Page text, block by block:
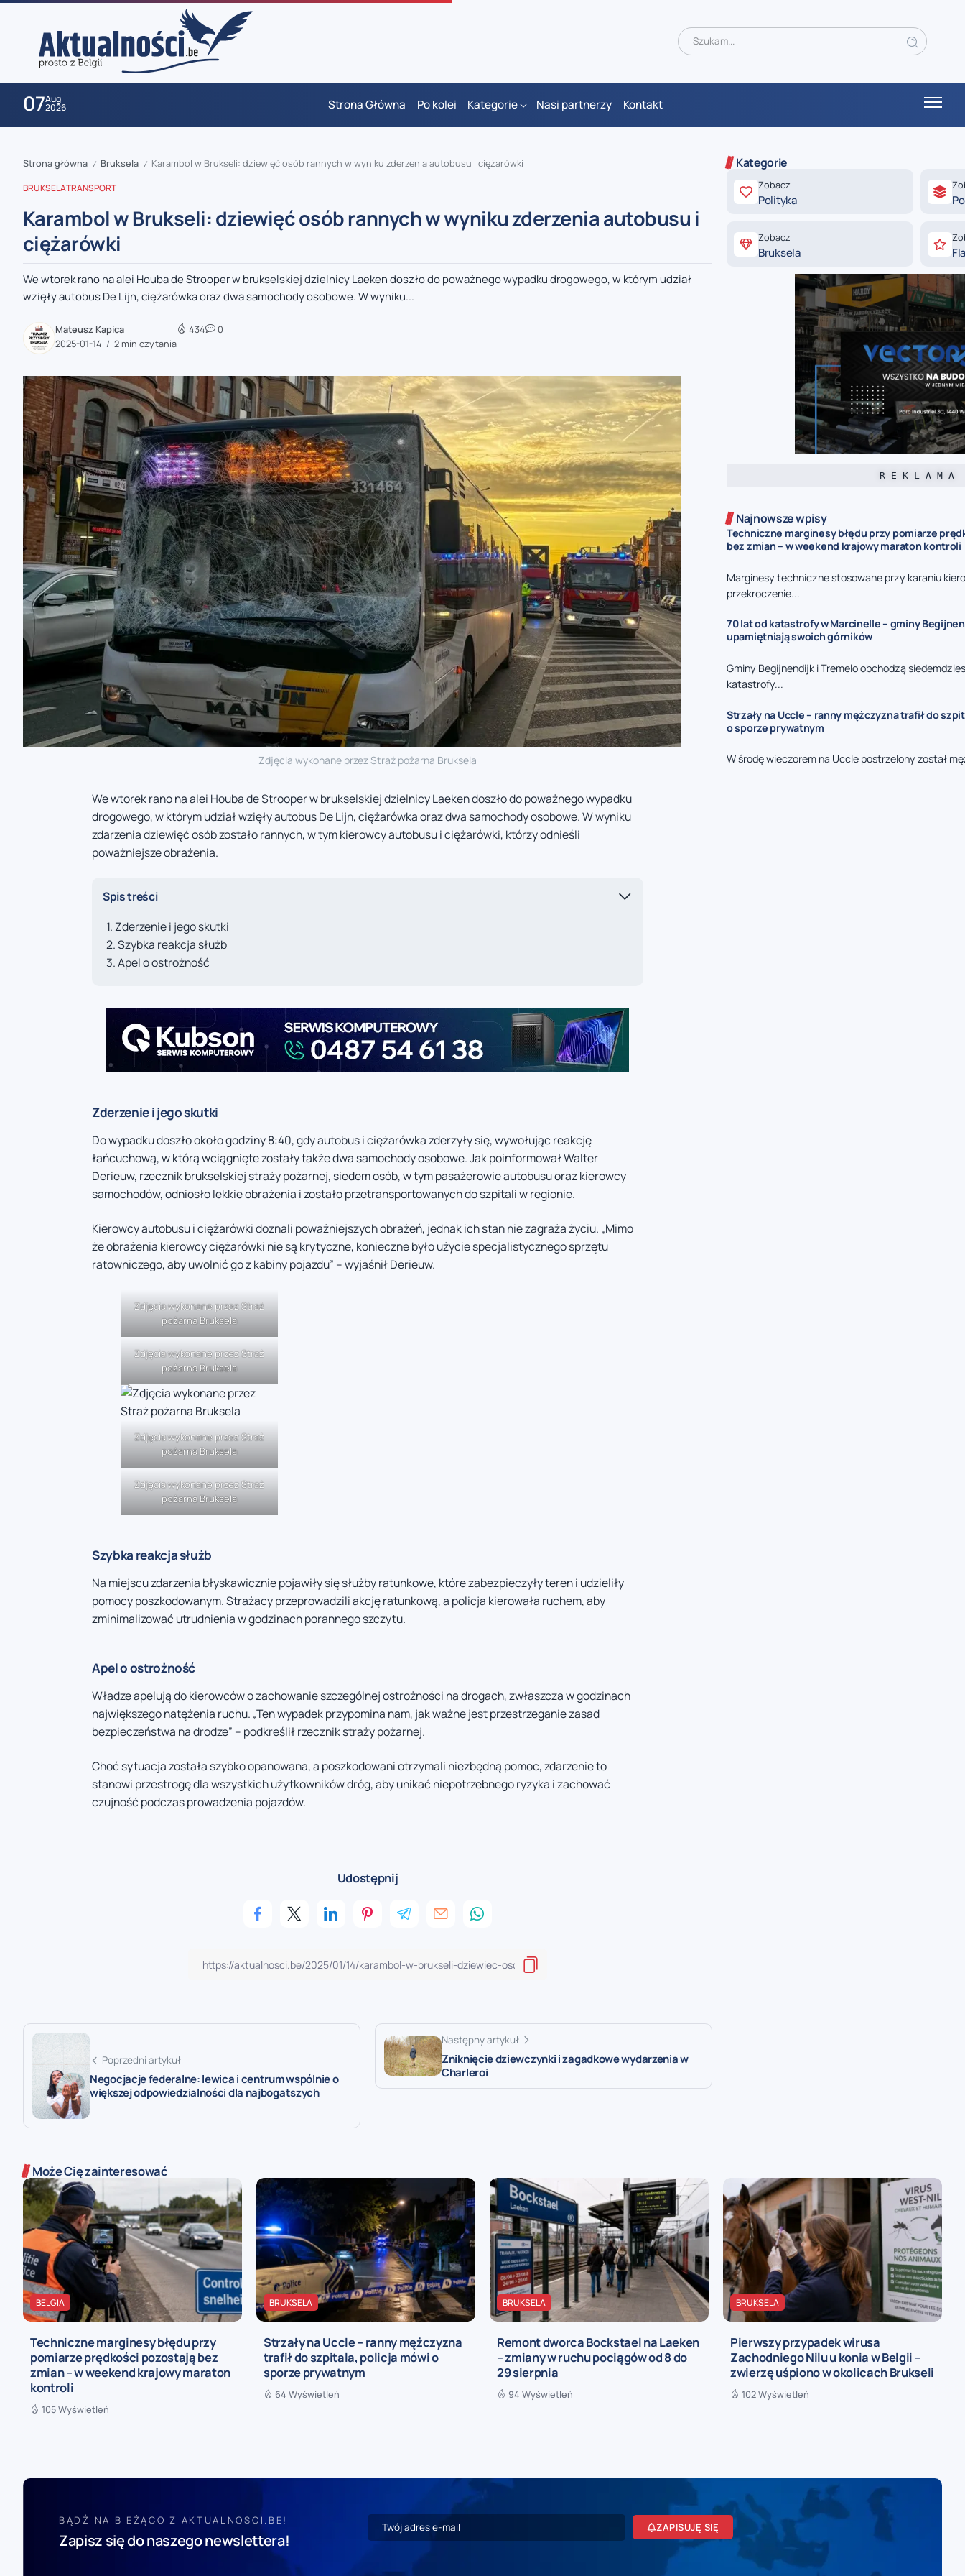
07Aug
2026 Strona Główna Po kolei Kategorie Nasi partnerzy Kontakt
zaobserwuj nas
zaobserwuj nas
zaobserwuj nas
zaobserwuj nas
zaobserwuj nas
Strona główna / Bruksela / Karambol w Brukseli: dziewięć osób rannych w wyniku zderzenia autobusu i ciężarówki
BRUKSELATRANSPORT
Karambol w Brukseli: dziewięć osób rannych w wyniku zderzenia autobusu i
ciężarówki
We wtorek rano na alei Houba de Strooper w brukselskiej dzielnicy Laeken doszło do poważnego wypadku drogowego, w którym udział
wzięły autobus De Lijn, ciężarówka oraz dwa samochody osobowe. W wyniku...
Mateusz Kapica
2025-01-14
2 min czytania
434 0
Zdjęcia wykonane przez Straż pożarna Bruksela
We wtorek rano na alei Houba de Strooper w brukselskiej dzielnicy Laeken doszło do poważnego wypadku
drogowego, w którym udział wzięły autobus De Lijn, ciężarówka oraz dwa samochody osobowe. W wyniku
zdarzenia dziewięć osób zostało rannych, w tym kierowcy autobusu i ciężarówki, którzy odnieśli
poważniejsze obrażenia.
Spis treści
Zderzenie i jego skutki
Szybka reakcja służb
Apel o ostrożność
Zderzenie i jego skutki
Do wypadku doszło około godziny 8:40, gdy autobus i ciężarówka zderzyły się, wywołując reakcję
łańcuchową, w którą wciągnięte zostały także dwa samochody osobowe. Jak poinformował Walter
Derieuw, rzecznik brukselskiej straży pożarnej, siedem osób, w tym pasażerowie autobusu oraz kierowcy
samochodów, odniosło lekkie obrażenia i zostało przetransportowanych do szpitali w regionie.
Kierowcy autobusu i ciężarówki doznali poważniejszych obrażeń, jednak ich stan nie zagraża życiu. „Mimo
że obrażenia kierowcy ciężarówki nie są krytyczne, konieczne było użycie specjalistycznego sprzętu
ratowniczego, aby uwolnić go z kabiny pojazdu” – wyjaśnił Derieuw.
Zdjęcia wykonane przez Straż
pożarna Bruksela
Zdjęcia wykonane przez Straż
pożarna Bruksela
Zdjęcia wykonane przez Straż
pożarna Bruksela
Zdjęcia wykonane przez Straż
pożarna Bruksela
Szybka reakcja służb
Na miejscu zdarzenia błyskawicznie pojawiły się służby ratunkowe, które zabezpieczyły teren i udzieliły
pomocy poszkodowanym. Strażacy przeprowadzili akcję ratunkową, a policja kierowała ruchem, aby
zminimalizować utrudnienia w godzinach porannego szczytu.
Apel o ostrożność
Władze apelują do kierowców o zachowanie szczególnej ostrożności na drogach, zwłaszcza w godzinach
największego natężenia ruchu. „Ten wypadek przypomina nam, jak ważne jest przestrzeganie zasad
bezpieczeństwa na drodze” – podkreślił rzecznik straży pożarnej.
Choć sytuacja została szybko opanowana, a poszkodowani otrzymali niezbędną pomoc, zdarzenie to
stanowi przestrogę dla wszystkich użytkowników dróg, aby unikać niepotrzebnego ryzyka i zachować
czujność podczas prowadzenia pojazdów.
Udostępnij
Poprzedni artykuł
Negocjacje federalne: lewica i centrum wspólnie o
większej odpowiedzialności dla najbogatszych
Następny artykuł
Zniknięcie dziewczynki i zagadkowe wydarzenia w
Charleroi
Kategorie
Zobacz
Polityka
Zobacz
Bruksela
R E K L A M A
Najnowsze wpisy
Techniczne marginesy błędu przy pomiarze
bez zmian – w weekend krajowy maraton kontroli
Marginesy techniczne stosowane przy karaniu
przekroczenie...
70 lat od katastrofy w Marcinelle – gminy
upamiętniają swoich górników
Gminy Begijnendijk i Tremelo obchodzą
katastrofy...
Strzały na Uccle – ranny mężczyzna trafił do
o sporze prywatnym
W środę wieczorem na Uccle postrzelony został
Może Cię zainteresować
BELGIA
Techniczne marginesy błędu przy
pomiarze prędkości pozostają bez
zmian – w weekend krajowy maraton
kontroli
105 Wyświetleń
BRUKSELA
Strzały na Uccle – ranny mężczyzna
trafił do szpitala, policja mówi o
sporze prywatnym
64 Wyświetleń
BRUKSELA
Remont dworca Bockstael na Laeken
– zmiany w ruchu pociągów od 8 do
29 sierpnia
94 Wyświetleń
BRUKSELA
Pierwszy przypadek wirusa
Zachodniego Nilu u konia w Belgii –
zwierzę uśpiono w okolicach Brukseli
102 Wyświetleń
BĄDŹ NA BIEŻĄCO Z AKTUALNOSCI.BE!
Zapisz się do naszego newslettera!
ZAPISUJĘ SIĘ